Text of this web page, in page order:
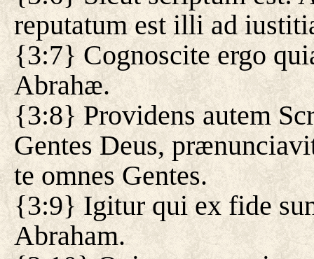
reputatum est illi ad
{3:7} Cognoscite ergo
Abrahæ.
{3:8} Providens autem
Gentes Deus,
te omnes Gentes.
{3:9} Igitur qui ex fide
Abraham.